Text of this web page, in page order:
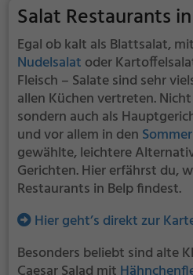
Salat Restaurants
Egal ob kalt als Blattsalat,
Nudelsalat oder
Fleisch – Salate sind sehr
allen Küchen vertreten.
sondern auch als
und vor allem in den
gewählte, leichtere
Gerichten. Hier erfährst du,
Restaurants in Belp findest.
Hier geht’s direkt zur
Besonders beliebt sind alte